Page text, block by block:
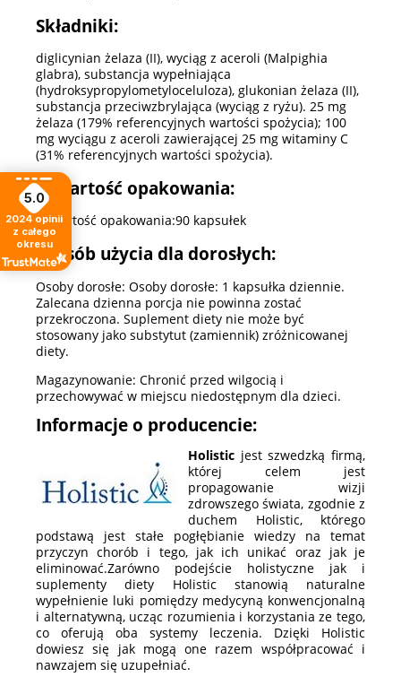
Składniki:
diglicynian żelaza (II), wyciąg z aceroli (Malpighia
glabra), substancja wypełniająca
(hydroksypropylometyloceluloza), glukonian żelaza (II),
substancja przeciwzbrylająca (wyciąg z ryżu). 25 mg
żelaza (179% referencyjnych wartości spożycia); 100
mg wyciągu z aceroli zawierającej 25 mg witaminy C
(31% referencyjnych wartości spożycia).
Zawartość opakowania:
Zawartość opakowania:90 kapsułek
Sposób użycia dla dorosłych:
Osoby dorosłe: Osoby dorosłe: 1 kapsułka dziennie.
Zalecana dzienna porcja nie powinna zostać
przekroczona. Suplement diety nie może być
stosowany jako substytut (zamiennik) zróżnicowanej
diety.
Magazynowanie: Chronić przed wilgocią i
przechowywać w miejscu niedostępnym dla dzieci.
Informacje o producencie:
Holistic jest szwedzką firmą,
której celem jest
propagowanie wizji
zdrowszego świata, zgodnie z
duchem Holistic, którego
podstawą jest stałe pogłębianie wiedzy na temat
przyczyn chorób i tego, jak ich unikać oraz jak je
eliminować.Zarówno podejście holistyczne jak i
suplementy diety Holistic stanowią naturalne
wypełnienie luki pomiędzy medycyną konwencjonalną
i alternatywną, ucząc rozumienia i korzystania ze tego,
co oferują oba systemy leczenia. Dzięki Holistic
dowiesz się jak mogą one razem współpracować i
nawzajem się uzupełniać.
5.0
2024 opinii
z całego
okresu